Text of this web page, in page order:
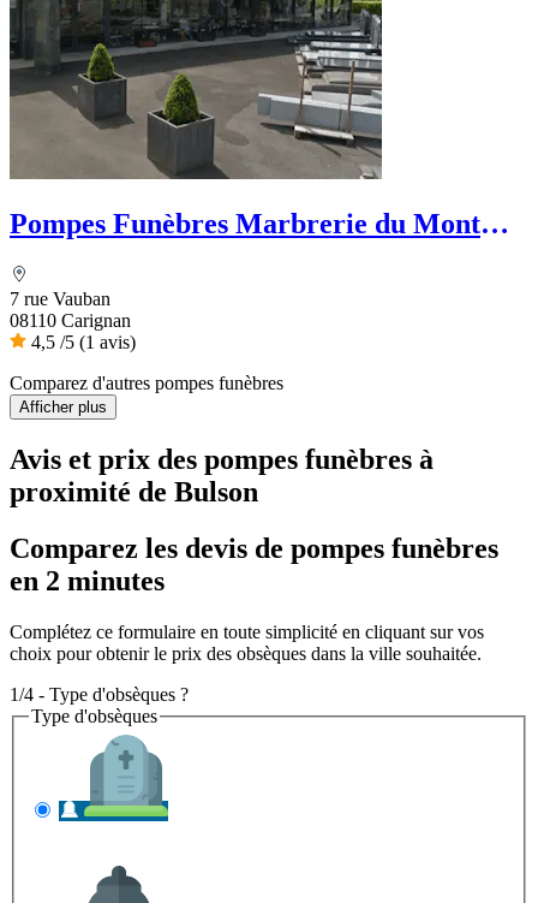
Pompes Funèbres Marbrerie du Mont
7 rue Vauban
08110 Carignan
4,5 /5 (1 avis)
Comparez d'autres pompes funèbres
Afficher plus
Avis et prix des pompes funèbres à
proximité de Bulson
Comparez les devis de pompes funèbres
en 2 minutes
Complétez ce formulaire en toute simplicité en cliquant sur vos
choix pour obtenir le prix des obsèques dans la ville souhaitée.
1/4 - Type d'obsèques ?
Type d'obsèques